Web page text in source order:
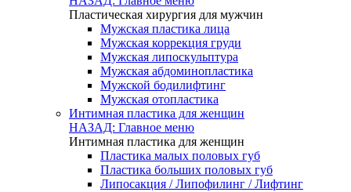
Пластическая хирургия для мужчин
Мужская пластика лица
Мужская коррекция груди
Мужская липоскульптура
Мужская абдоминопластика
Мужской бодилифтинг
Мужская отопластика
Интимная пластика для женщин
НАЗАД: Главное меню
Интимная пластика для женщин
Пластика малых половых губ
Пластика больших половых губ
Липосакция / Липофилинг / Лифтинг